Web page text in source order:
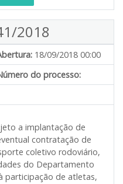
2018
18/09/2018 00:00
do processo:
a implantação de
contratação de
coletivo rodoviário,
do Departamento
participação de atletas,